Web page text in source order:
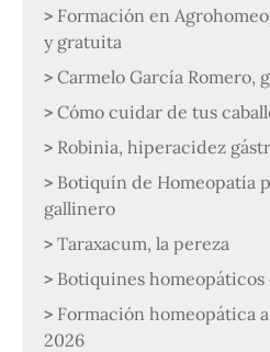
Formación en
y gratuita
Carmelo García Romero,
Cómo cuidar de tus
Robinia, hiperacidez
Botiquín de Homeopatía
gallinero
Taraxacum, la pereza
Botiquines homeopáticos
Formación homeopática
2026